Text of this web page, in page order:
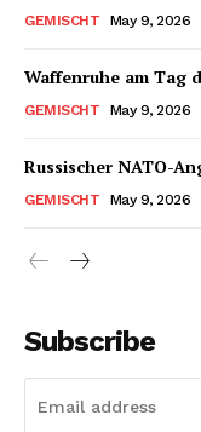
GEMISCHT May 9, 2026
Waffenruhe am Tag
GEMISCHT May 9, 2026
Russischer NATO-
GEMISCHT May 9, 2026
Subscribe